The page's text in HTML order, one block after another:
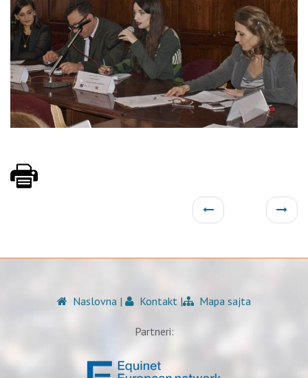
Naslovna | Kontakt | Mapa sajta
Partneri: